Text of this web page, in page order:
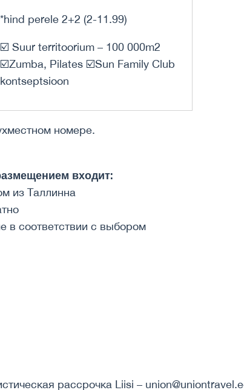
*hind perele 2+2 (2-11.99)
☑️ Suur territoorium – 100 000m2
☑️Zumba, Pilates ☑️Sun Family Club
kontseptsioon
номере.
входит:
из Таллинна
в соответствии с выбором
рассрочка Liisi –